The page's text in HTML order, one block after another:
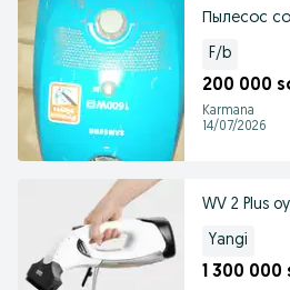
Пылесос
F/b
200 000
Karmana
14/07/2026
WV 2 Plus
Yangi
1 300 000